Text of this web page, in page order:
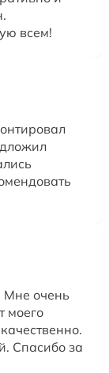
всем!
Мне очень
моего
Спасибо за